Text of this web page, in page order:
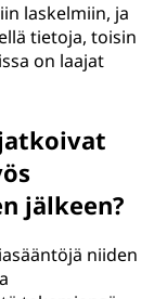
laskelmiin, ja
tietoja, toisin
on laajat
jälkeen?
niiden